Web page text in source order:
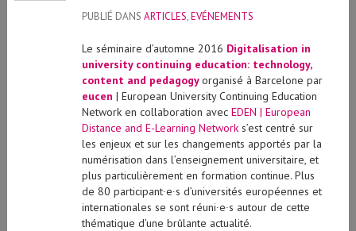
PUBLIÉ DANS ARTICLES,EVÉNEMENTS
Le séminaire d’automne 2016 Digitalisation in
university continuing education: technology,
content and pedagogyorganisé à Barcelone par
eucen | European University Continuing Education
Network en collaboration avec EDEN | European
Distance and E-Learning Networks’est centré sur
les enjeux et sur les changements apportés par la
numérisation dans l’enseignement universitaire, et
plus particulièrement en formation continue. Plus
de 80 participant∙e∙s d’universités européennes et
internationales se sont réuni∙e∙s autour de cette
thématique d’une brûlante actualité.